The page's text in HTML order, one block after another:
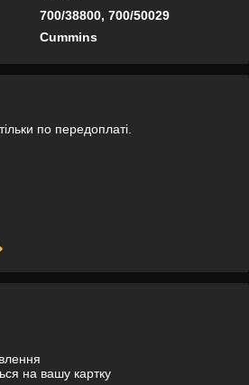
700/38800, 700/50029
Cummins
по передоплаті.
на вашу картку